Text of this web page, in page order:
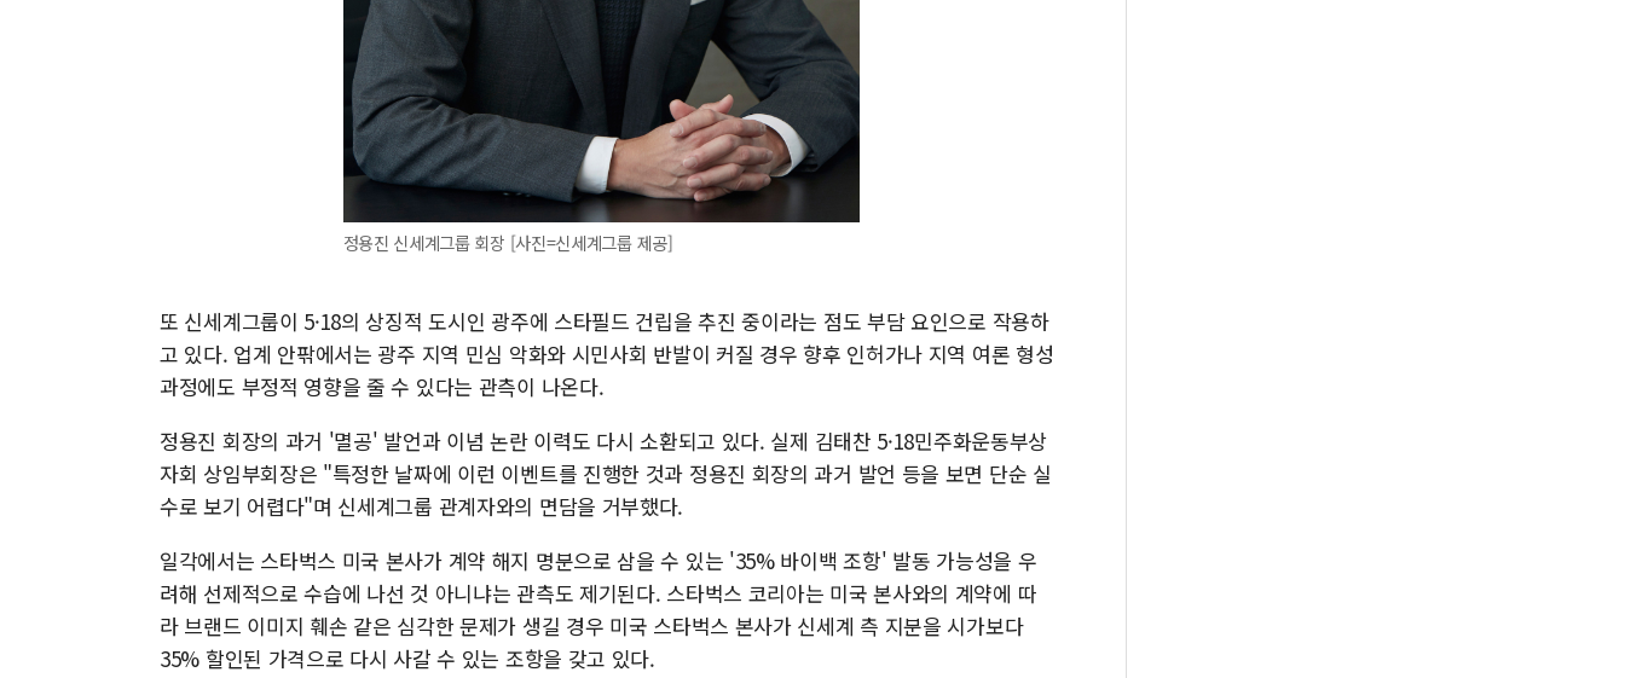
정용진 신세계그룹 회장 [사진=신세계그룹 제공]
또 신세계그룹이 5·18의 상징적 도시인 광주에 스타필드 건립을 추진 중이라는 점도 부담 요인으로 작용하
고 있다. 업계 안팎에서는 광주 지역 민심 악화와 시민사회 반발이 커질 경우 향후 인허가나 지역 여론 형성
과정에도 부정적 영향을 줄 수 있다는 관측이 나온다.
정용진 회장의 과거 '멸공' 발언과 이념 논란 이력도 다시 소환되고 있다. 실제 김태찬 5·18민주화운동부상
자회 상임부회장은 "특정한 날짜에 이런 이벤트를 진행한 것과 정용진 회장의 과거 발언 등을 보면 단순 실
수로 보기 어렵다"며 신세계그룹 관계자와의 면담을 거부했다.
일각에서는 스타벅스 미국 본사가 계약 해지 명분으로 삼을 수 있는 '35% 바이백 조항' 발동 가능성을 우
려해 선제적으로 수습에 나선 것 아니냐는 관측도 제기된다. 스타벅스 코리아는 미국 본사와의 계약에 따
라 브랜드 이미지 훼손 같은 심각한 문제가 생길 경우 미국 스타벅스 본사가 신세계 측 지분을 시가보다
35% 할인된 가격으로 다시 사갈 수 있는 조항을 갖고 있다.